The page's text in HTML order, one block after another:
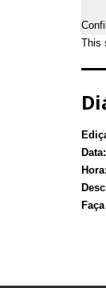
This
Data:
Hora: